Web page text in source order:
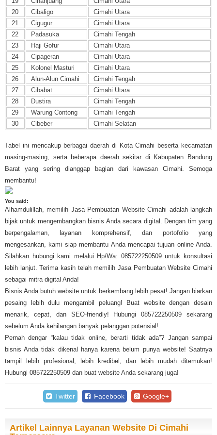
20
Cibaligo
Cimahi Utara
21
Cigugur
Cimahi Utara
22
Padasuka
Cimahi Tengah
23
Haji Gofur
Cimahi Utara
24
Cipageran
Cimahi Utara
25
Kolonel Masturi
Cimahi Utara
26
Alun-Alun Cimahi
Cimahi Tengah
27
Cibabat
Cimahi Utara
28
Dustira
Cimahi Tengah
29
Warung Contong
Cimahi Tengah
30
Cibeber Cimahi Selatan
Tabel ini mencakup berbagai daerah di Kota Cimahi beserta kecamatan
masing-masing, serta beberapa daerah sekitar di Kabupaten Bandung
Barat yang sering dianggap bagian dari kawasan Cimahi. Semoga
membantu!
You said:
Alhamdulillah, memilih Jasa Pembuatan Website Cimahi adalah langkah
bijak untuk mengembangkan bisnis Anda secara digital. Dengan tim yang
berpengalaman, layanan komprehensif, dan portofolio yang
mengesankan, kami siap membantu Anda mencapai tujuan online Anda.
Silahkan hubungi kami melalui Hp/Wa: 085722250509 untuk konsultasi
lebih lanjut. Terima kasih telah memilih Jasa Pembuatan Website Cimahi
sebagai mitra digital Anda!
Bisnis Anda butuh website untuk berkembang lebih pesat! Jangan biarkan
pesaing lebih dulu mengambil peluang! Buat website dengan desain
menarik, cepat, dan SEO-friendly! Hubungi 085722250509 sekarang
sebelum Anda kehilangan banyak pelanggan potensial!
Pernah dengar “kalau tidak online, berarti tidak ada”? Jangan sampai
bisnis Anda tidak dikenal hanya karena belum punya website! Saatnya
tampil lebih profesional, lebih kredibel, dan lebih mudah ditemukan!
Hubungi 085722250509 dan buat website Anda sekarang juga!
Twitter Facebook Google+
Artikel Lainnya Layanan Website Di Cimahi